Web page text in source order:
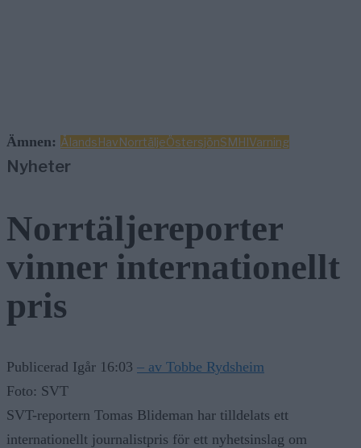
Ämnen: ÅlandsHavNorrtäljeÖstersjönSMHIVarning
Nyheter
Norrtäljereporter
vinner internationellt
pris
Publicerad Igår 16:03 – av Tobbe Rydsheim
Foto: SVT
SVT-reportern Tomas Blideman har tilldelats ett
internationellt journalistpris för ett nyhetsinslag om